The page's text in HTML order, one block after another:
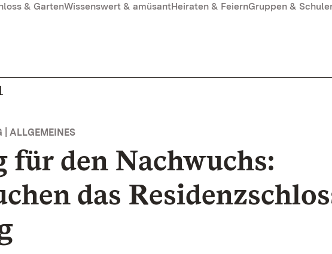
& GartenWissenswert & amüsantHeiraten & FeiernGruppen &
| ALLGEMEINES
den Nachwuchs:
das